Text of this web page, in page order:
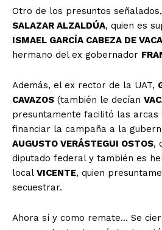
Otro de los presuntos
SALAZAR ALZALDÚA, quien es
ISMAEL GARCÍA CABEZA DE VACA
hermano del ex gobernador
Además, el ex rector de la UAT,
CAVAZOS (también le decían
presuntamente facilitó las arcas
financiar la campaña a la
AUGUSTO VERÁSTEGUI OSTOS,
diputado federal y también es
local VICENTE, quien
secuestrar.
Ahora sí y como remate… Se